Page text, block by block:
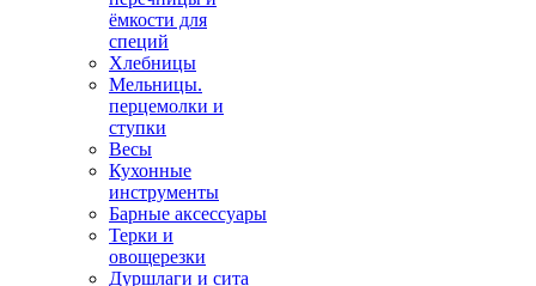
ёмкости для
специй
Хлебницы
Мельницы.
перцемолки и
ступки
Весы
Кухонные
инструменты
Барные аксессуары
Терки и
овощерезки
Дуршлаги и сита